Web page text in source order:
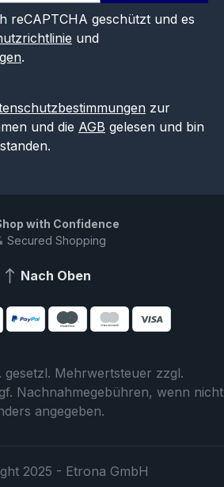
reCAPTCHA geschützt und es
und
.
zur
und die AGB gelesen und bin
with Confidence
Secured Shopping
Nach Oben
gesetzl. Mehrwertsteuer zzgl.
Nachnahmegebühren, wenn nicht
angegeben.
2025 - Etrona GmbH